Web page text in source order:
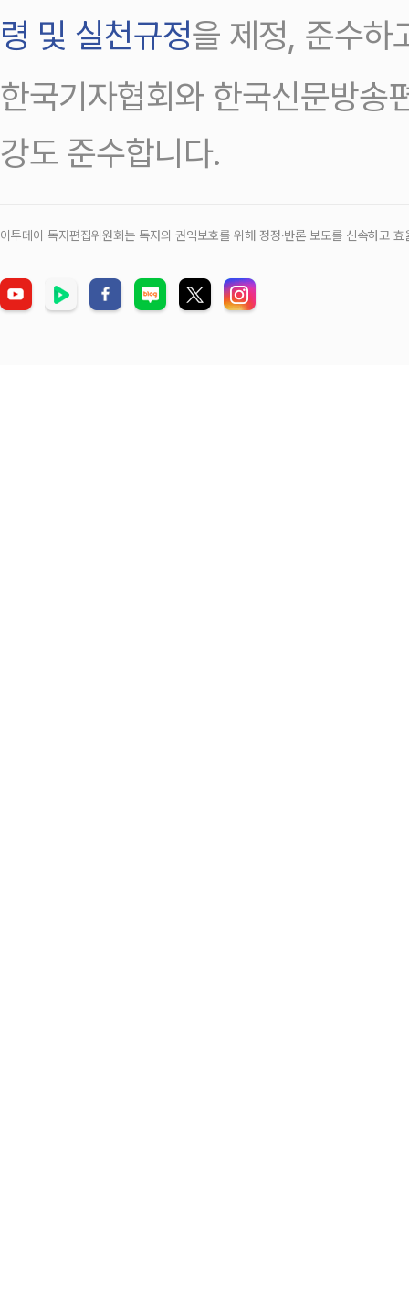
령 및 실천규정을 제정, 준수하
한국기자협회와 한국신문방송
강도 준수합니다.
이투데이 독자편집위원회는 독자의 권익보호를 위해 정정‧반론 보도를 신속하고